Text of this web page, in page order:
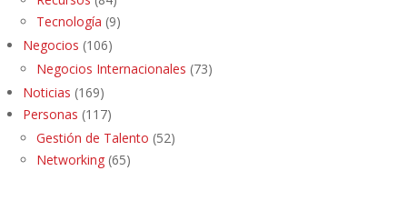
Tecnología (9)
Negocios (106)
Negocios Internacionales (73)
Noticias (169)
Personas (117)
Gestión de Talento (52)
Networking (65)